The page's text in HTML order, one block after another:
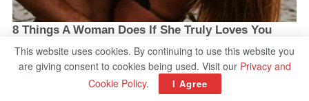
This website uses cookies. By continuing to use this website you
are giving consent to cookies being used. Visit our Privacy and
Cookie Policy. I Agree